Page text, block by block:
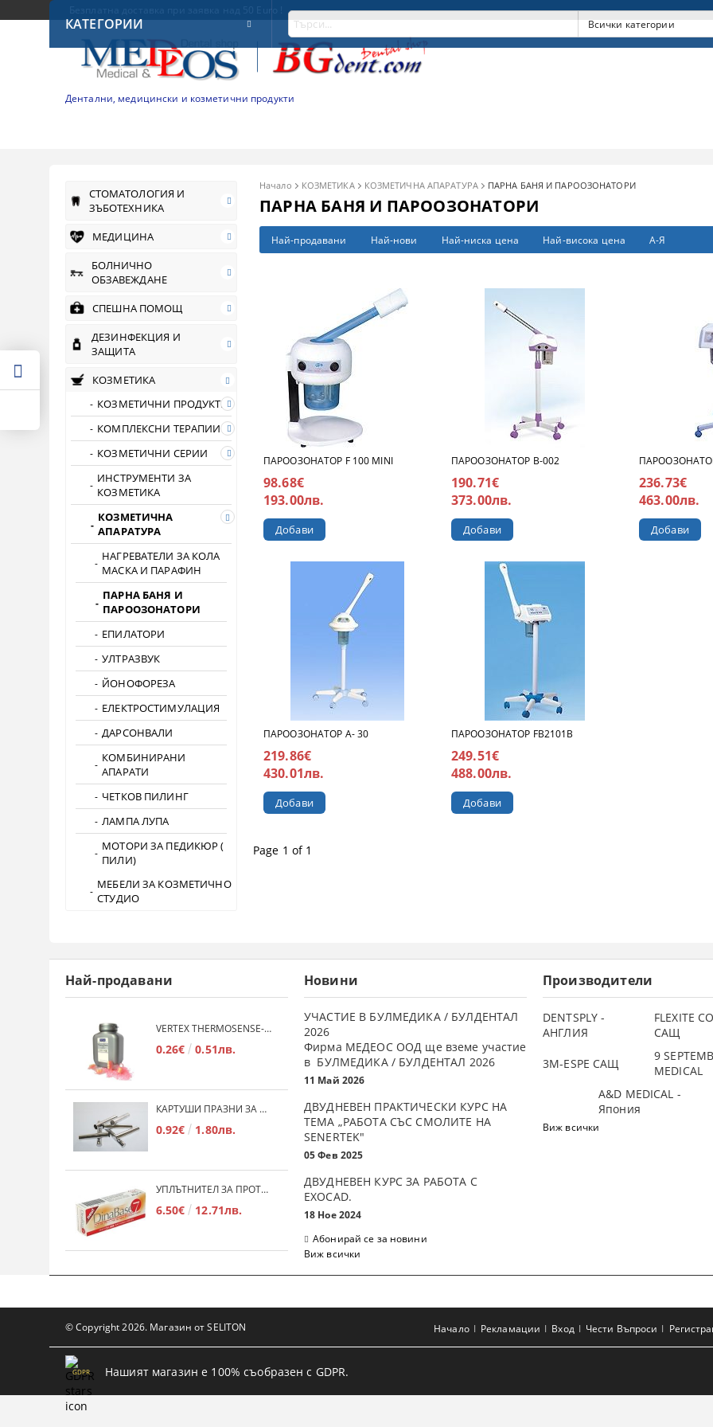
Дентални, медицински и козметични продукти
КАТЕГОРИИ
СТОМАТОЛОГИЯ И
ЗЪБОТЕХНИКА
МЕДИЦИНА
БОЛНИЧНО
ОБЗАВЕЖДАНЕ
СПЕШНА ПОМОЩ
ДЕЗИНФЕКЦИЯ И
ЗАЩИТА
КОЗМЕТИКА
КОЗМЕТИЧНИ ПРОДУКТИ
КОМПЛЕКСНИ ТЕРАПИИ
КОЗМЕТИЧНИ СЕРИИ
ИНСТРУМЕНТИ ЗА
КОЗМЕТИКА
КОЗМЕТИЧНА
АПАРАТУРА
НАГРЕВАТЕЛИ ЗА КОЛА
МАСКА И ПАРАФИН
ПАРНА БАНЯ И
ПАРООЗОНАТОРИ
ЕПИЛАТОРИ
УЛТРАЗВУК
ЙОНОФОРЕЗА
ЕЛЕКТРОСТИМУЛАЦИЯ
ДАРСОНВАЛИ
КОМБИНИРАНИ
АПАРАТИ
ЧЕТКОВ ПИЛИНГ
ЛАМПА ЛУПА
МОТОРИ ЗА ПЕДИКЮР (
ПИЛИ)
МЕБЕЛИ ЗА КОЗМЕТИЧНО
СТУДИО
Начало КОЗМЕТИКА КОЗМЕТИЧНА АПАРАТУРА ПАРНА БАНЯ И ПАРООЗОНАТОРИ
ПАРНА БАНЯ И ПАРООЗОНАТОРИ
Най-продавани Най-нови Най-ниска цена Най-висока цена А-Я
ПАРООЗОНАТОР F 100 MINI
98.68€
193.00лв.
ПАРООЗОНАТОР В-002
190.71€
373.00лв.
236.73€
463.00лв.
ПАРООЗОНАТОР A- 30
219.86€
430.01лв.
ПАРООЗОНАТОР FB2101B
249.51€
488.00лв.
Page 1 of 1
Най-продавани
VERTEX THERMOSENSE- ГРАНУЛАТ ЗА МЕКИ ПРОТЕЗИ
0.26€ 0.51лв.
КАРТУШИ ПРАЗНИ ЗА МЕКА ПЛАСТМАСА
0.92€ 1.80лв.
УПЛЪТНИТЕЛ ЗА ПРОТЕЗИ DINABASE 7
6.50€ 12.71лв.
Новини
УЧАСТИЕ В БУЛМЕДИКА / БУЛДЕНТАЛ
2026
Фирма МЕДЕОС ООД ще вземе участие
в БУЛМЕДИКА / БУЛДЕНТАЛ 2026
11 Май 2026
ДВУДНЕВЕН ПРАКТИЧЕСКИ КУРС НА
ТЕМА „РАБОТА СЪС СМОЛИТЕ НА
SENERTEK"
05 Фев 2025
ДВУДНЕВЕН КУРС ЗА РАБОТА С
ЕXOCAD.
18 Ное 2024
Абонирай се за новини
Виж всички
Производители
DENTSPLY -
АНГЛИЯ
FLEXITE
САЩ
3М-ESPE САЩ
9
MEDICAL
A&D MEDICAL -
Япония
Виж всички
© Copyright 2026. Магазин от SELITON Начало Рекламации Вход Чести Въпроси
GDPR Нашият магазин е 100% съобразен с GDPR.